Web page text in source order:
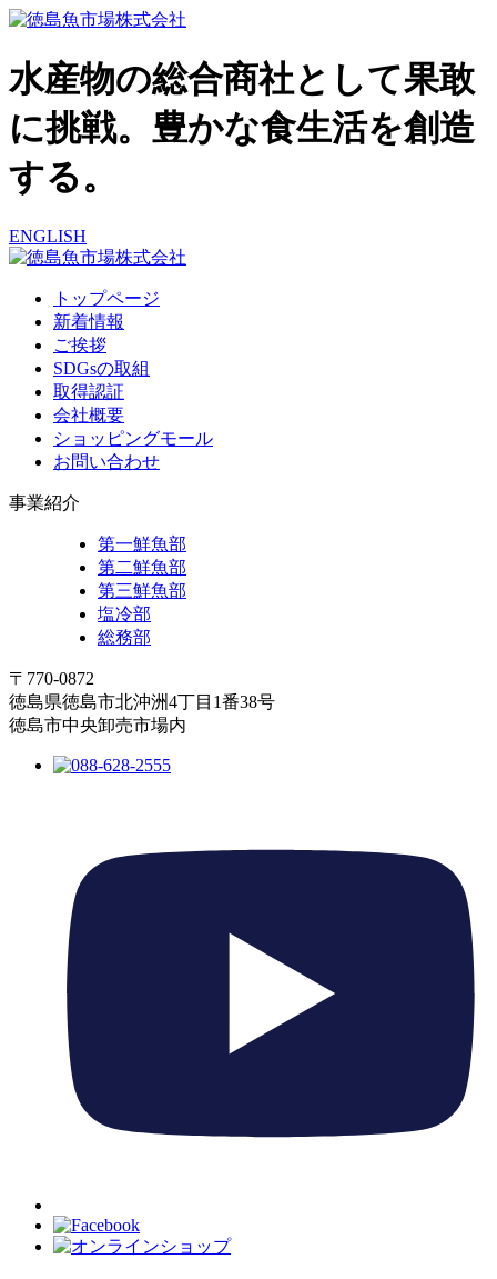
水産物の総合商社として果敢
に挑戦。豊かな食生活を創造
する。
ENGLISH
トップページ
新着情報
ご挨拶
SDGsの取組
取得認証
会社概要
ショッピングモール
お問い合わせ
事業紹介
第一鮮魚部
第二鮮魚部
第三鮮魚部
塩冷部
総務部
〒770-0872
徳島県徳島市北沖洲4丁目1番38号
徳島市中央卸売市場内